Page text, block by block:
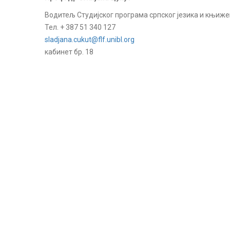
Водитељ Студијског програма српског језика и
Тел. + 387 51 340 127
sladjana.cukut@flf.unibl.org
кабинет бр. 18